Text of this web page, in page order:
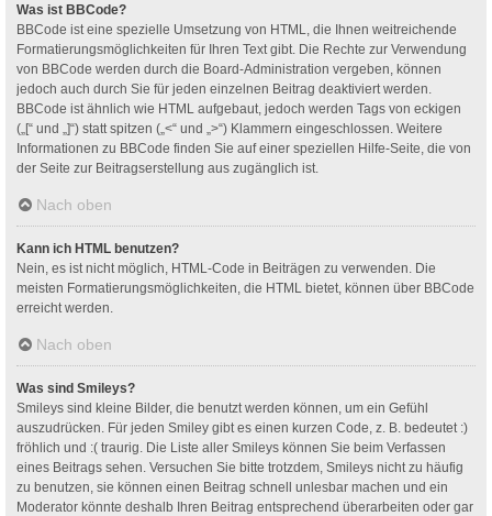
Was ist BBCode?
BBCode ist eine spezielle Umsetzung von HTML, die Ihnen weitreichende
Formatierungsmöglichkeiten für Ihren Text gibt. Die Rechte zur Verwendung
von BBCode werden durch die Board-Administration vergeben, können
jedoch auch durch Sie für jeden einzelnen Beitrag deaktiviert werden.
BBCode ist ähnlich wie HTML aufgebaut, jedoch werden Tags von eckigen
(„[“ und „]“) statt spitzen („<“ und „>“) Klammern eingeschlossen. Weitere
Informationen zu BBCode finden Sie auf einer speziellen Hilfe-Seite, die von
der Seite zur Beitragserstellung aus zugänglich ist.
Nach oben
Kann ich HTML benutzen?
Nein, es ist nicht möglich, HTML-Code in Beiträgen zu verwenden. Die
meisten Formatierungsmöglichkeiten, die HTML bietet, können über BBCode
erreicht werden.
Nach oben
Was sind Smileys?
Smileys sind kleine Bilder, die benutzt werden können, um ein Gefühl
auszudrücken. Für jeden Smiley gibt es einen kurzen Code, z. B. bedeutet :)
fröhlich und :( traurig. Die Liste aller Smileys können Sie beim Verfassen
eines Beitrags sehen. Versuchen Sie bitte trotzdem, Smileys nicht zu häufig
zu benutzen, sie können einen Beitrag schnell unlesbar machen und ein
Moderator könnte deshalb Ihren Beitrag entsprechend überarbeiten oder gar